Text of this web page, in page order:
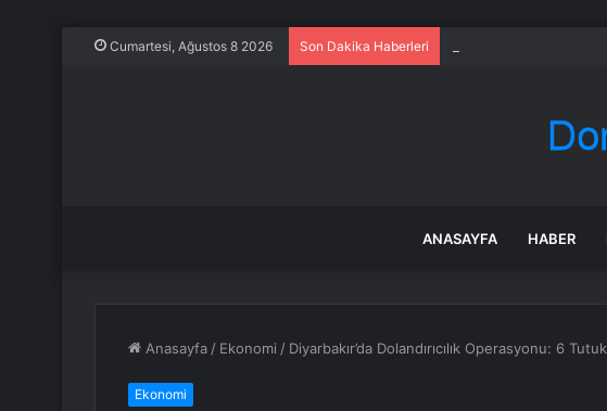
Cumartesi, Ağustos 8 2026 Son Dakika Haberleri
ANASAYFA HABER
Anasayfa / Ekonomi / Diyarbakır’da Dolandırıcılık Operasyonu: 6
Ekonomi